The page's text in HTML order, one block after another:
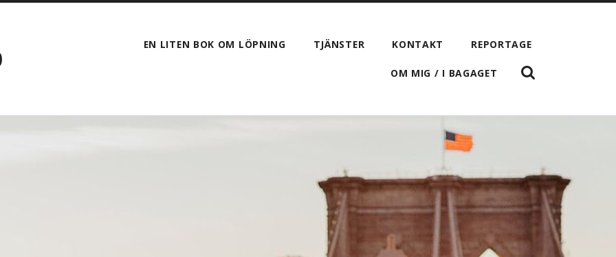
EN LITEN BOK OM LÖPNING TJÄNSTER KONTAKT REPORTAGE
OM MIG / I BAGAGET
VISA
SÖKFÄLTET